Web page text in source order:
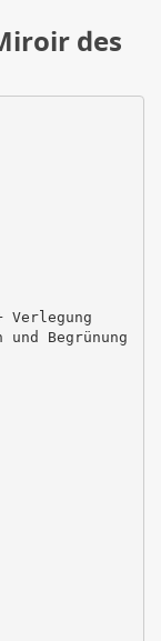
des
Verlegung
Begrünung